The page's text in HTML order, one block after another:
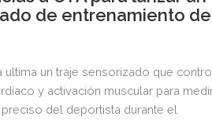
de entrenamiento de
ultima un traje sensorizado que
y activación muscular para
del deportista durante el